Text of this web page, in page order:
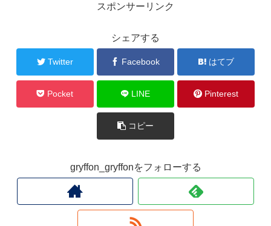
スポンサーリンク
シェアする
Twitter Facebook はてブ
Pocket LINE Pinterest
コピー
gryffon_gryffonをフォローする